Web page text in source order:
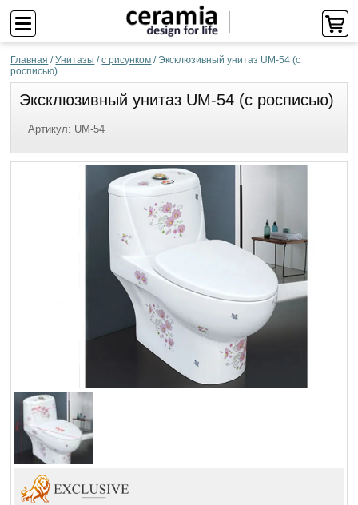
Главная /Унитазы /с рисунком / Эксклюзивный унитаз UM-54 (с
росписью)
Эксклюзивный унитаз UM-54 (с росписью)
Артикул: UM-54